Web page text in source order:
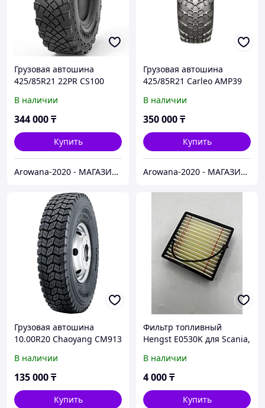
Грузовая автошина
425/85R21 22PR CS100
В наличии
344 000₸
Купить
Arowana-2020 - МАГАЗИН ГРУЗОВЫХ И ЛЕГКОВЫХ АВТОШИН
Грузовая автошина
425/85R21 Carleo AMP39
В наличии
350 000₸
Купить
Arowana-2020 - МАГАЗИН ГРУЗОВЫХ И ЛЕГКОВЫХ АВТОШИН
Грузовая автошина
10.00R20 Chaoyang CM913
комплект
В наличии
135 000₸
Купить
Фильтр топливный
Hengst E0530K для Scania,
Iveco, DAF
В наличии
4 000₸
Купить